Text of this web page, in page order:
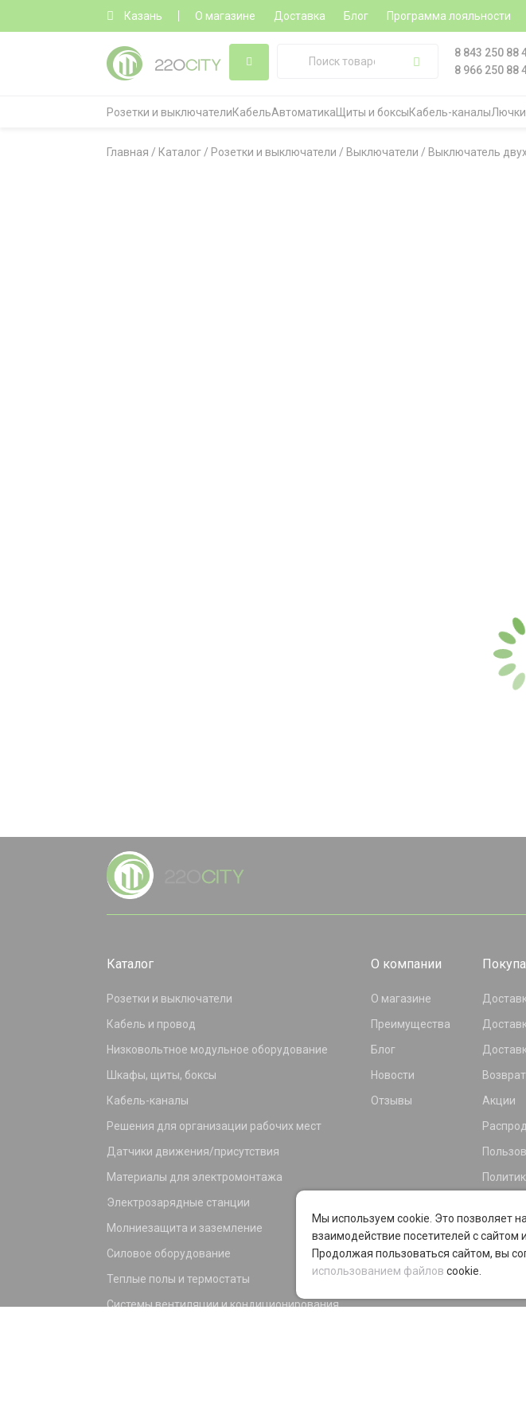
Казань О магазине Доставка Блог Программа лояльности
8 843 250 88
8 966 250 88
Розетки и выключателиКабельАвтоматика Щиты и боксыКабель-каналыЛючки
Главная / Каталог / Розетки и выключатели / Выключатели / Выключатель
Каталог
Розетки и выключатели
Кабель и провод
Низковольтное модульное оборудование
Шкафы, щиты, боксы
Кабель-каналы
Решения для организации рабочих мест
Датчики движения/присутствия
Материалы для электромонтажа
Электрозарядные станции
Молниезащита и заземление
Силовое оборудование
Теплые полы и термостаты
Системы вентиляции и кондиционирования
О компании
О магазине
Преимущества
Блог
Новости
Отзывы
Акции
Мы используем cookie. Это позволяет
взаимодействие посетителей с сайтом
Продолжая пользоваться сайтом, вы
использованием файлов cookie.